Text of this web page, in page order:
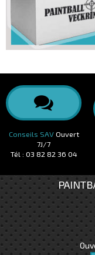
Conseils SAVOuvert
7J/7
Tél : 03 82 82 36 04